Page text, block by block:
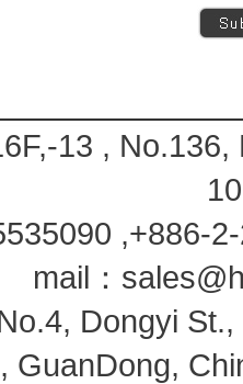
13 ,
mail：
Dongyi
GuanDong,